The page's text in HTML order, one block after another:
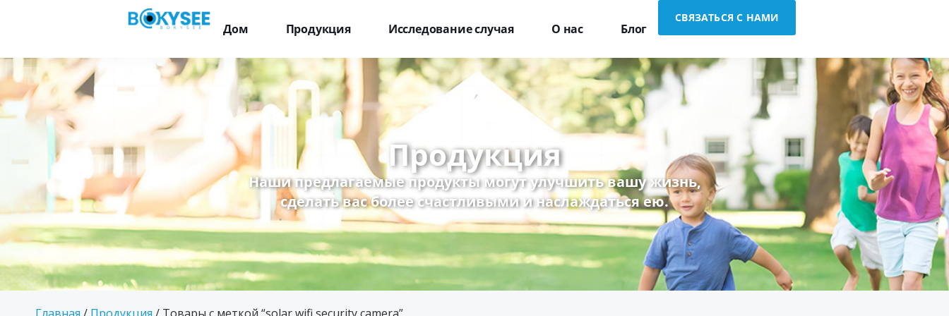
Дом Продукция Исследование случая О нас Блог
СВЯЗАТЬСЯ С НАМИ
Продукция
Наши предлагаемые продукты могут улучшить вашу жизнь,
сделать вас более счастливыми и наслаждаться ею.